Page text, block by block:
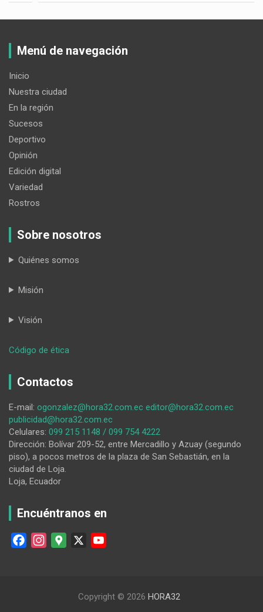
Menú de navegación
Inicio
Nuestra ciudad
En la región
Sucesos
Deportivo
Opinión
Edición digital
Variedad
Rostros
Sobre nosotros
Quiénes somos
Misión
Visión
Código de ética
propuesta
cambio
de
fecha
del
FIAVL
Contactos
E-mail: ogonzalez@hora32.com.ec editor@hora32.com.ec
publicidad@hora32.com.ec
Celulares: 099 215 1148 / 099 754 4222
Dirección: Bolívar 209-52, entre Mercadillo y Azuay (segundo
piso), a pocos metros de la plaza de San Sebastián, en la
ciudad de Loja.
Loja, Ecuador
Encuéntranos en
u
Copyright © 2026 HORA32